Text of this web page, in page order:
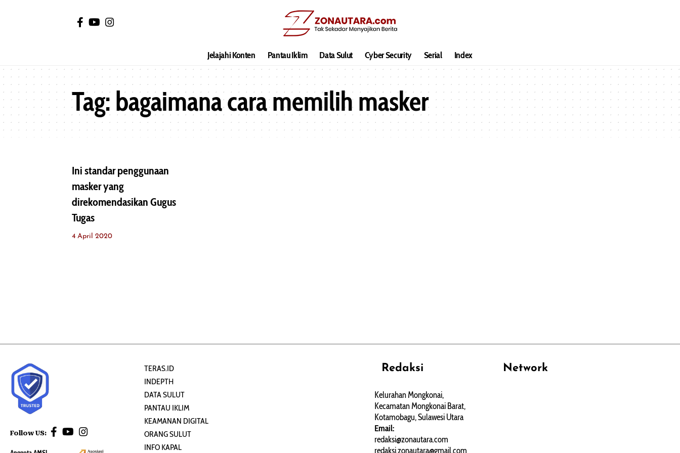
Jelajahi Konten Pantau Iklim Data Sulut Cyber Security Serial Index
Tag:bagaimana cara memilih masker
Ini standar penggunaan
masker yang
direkomendasikan Gugus
Tugas
4 April 2020
Follow US:
TERAS.ID
INDEPTH
DATA SULUT
PANTAU IKLIM
KEAMANAN DIGITAL
ORANG SULUT
INFO KAPAL
Redaksi
Kelurahan Mongkonai,
Kecamatan Mongkonai Barat,
Kotamobagu, Sulawesi Utara
Email:
redaksi@zonautara.com
redaksi.zonautara@gmail.com
Network